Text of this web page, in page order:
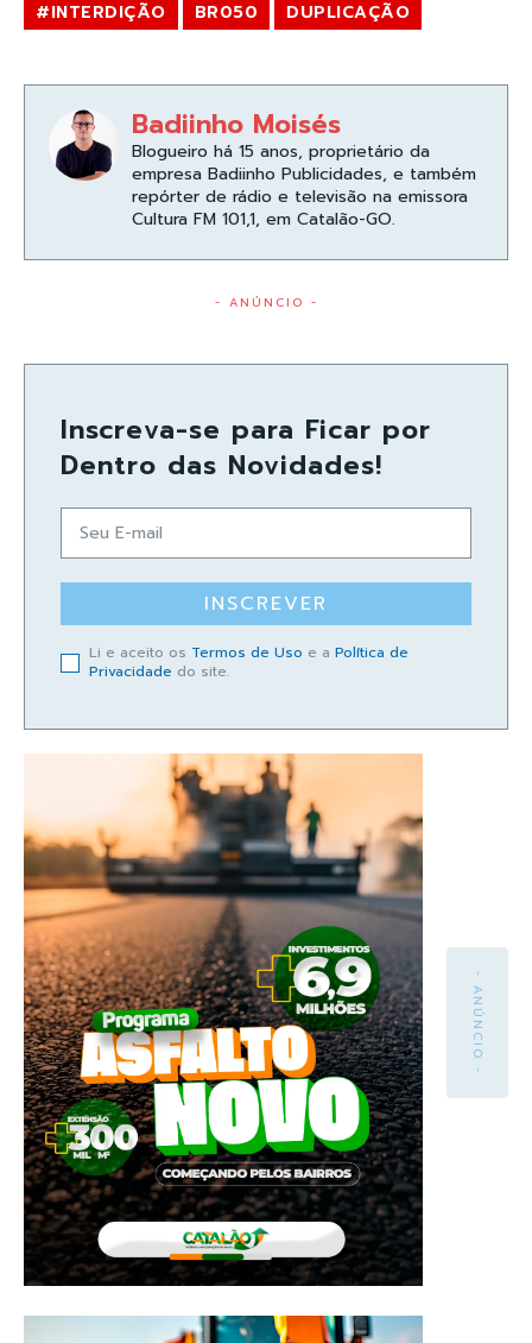
#INTERDIÇÃO BR050 DUPLICAÇÃO
Badiinho Moisés
Blogueiro há 15 anos, proprietário da
empresa Badiinho Publicidades, e também
repórter de rádio e televisão na emissora
Cultura FM 101,1, em Catalão-GO.
- ANÚNCIO -
Inscreva-se para Ficar por
Dentro das Novidades!
INSCREVER
Li e aceito os Termos de Uso e a Política de
Privacidade do site.
- ANÚNCIO -